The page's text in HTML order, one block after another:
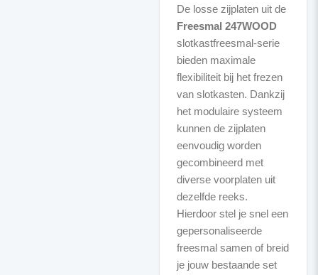
De losse zijplaten uit de
Freesmal 247WOOD
slotkastfreesmal-serie
bieden maximale
flexibiliteit bij het frezen
van slotkasten. Dankzij
het modulaire systeem
kunnen de zijplaten
eenvoudig worden
gecombineerd met
diverse voorplaten uit
dezelfde reeks.
Hierdoor stel je snel een
gepersonaliseerde
freesmal samen of breid
je jouw bestaande set